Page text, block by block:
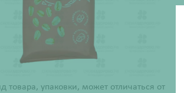
товара, упаковки, может отличаться от